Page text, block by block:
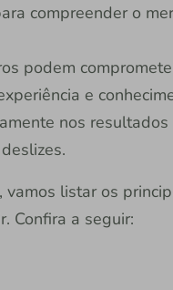
compreender o
podem
e
nos
vamos listar os
Confira a seguir: